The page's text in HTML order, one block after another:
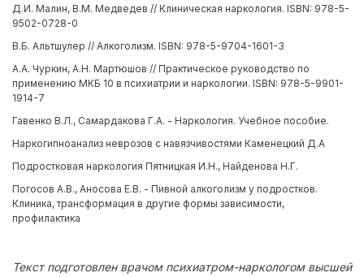
Д.И. Малин, В.М. Медведев // Клиническая наркология. ISBN: 978-5-
9502-0728-0
В.Б. Альтшулер // Алкоголизм. ISBN: 978-5-9704-1601-3
А.А. Чуркин, А.Н. Мартюшов // Практическое руководство по
применению МКБ 10 в психиатрии и наркологии. ISBN: 978-5-9901-
1914-7
Гавенко В.Л., Самардакова Г.А. - Наркология. Учебное пособие.
Наркогипноанализ неврозов с навязчивостями Каменецкий Д.А
Подростковая наркология Пятницкая И.Н., Найденова Н.Г.
Погосов А.В., Аносова Е.В. - Пивной алкоголизм у подростков.
Клиника, трансформация в другие формы зависимости,
профилактика
Текст подготовлен врачом психиатром-наркологом высшей